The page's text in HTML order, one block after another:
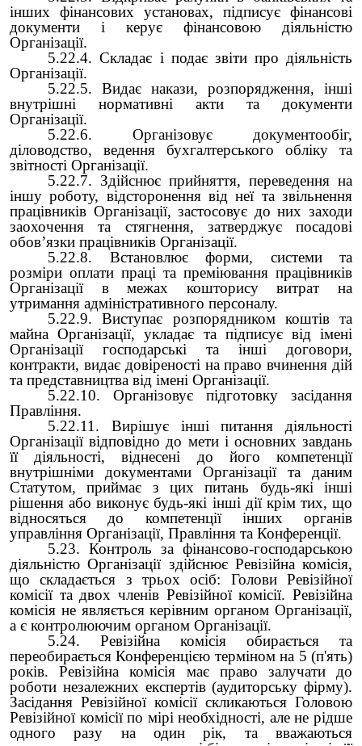
інших фінансових установах, підписує фінансові
документи і керує фінансовою діяльністю
Організації.
5.22.4. Складає і подає звіти про діяльність
Організації.
5.22.5. Видає накази, розпорядження, інші
внутрішні нормативні акти та документи
Організації.
5.22.6. Організовує документообіг,
діловодство, ведення бухгалтерського обліку та
звітності Організації.
5.22.7. Здійснює прийняття, переведення на
іншу роботу, відсторонення від неї та звільнення
працівників Організації, застосовує до них заходи
заохочення та стягнення, затверджує посадові
обов’язки працівників Організації.
5.22.8. Встановлює форми, системи та
розміри оплати праці та преміювання працівників
Організації в межах кошторису витрат на
утримання адміністративного персоналу.
5.22.9. Виступає розпорядником коштів та
майна Організації, укладає та підписує від імені
Організації господарські та інші договори,
контракти, видає довіреності на право вчинення дій
та представництва від імені Організації.
5.22.10. Організовує підготовку засідання
Правління.
5.22.11. Вирішує інші питання діяльності
Організації відповідно до мети і основних завдань
її діяльності, віднесені до його компетенції
внутрішніми документами Організації та даним
Статутом, приймає з цих питань будь-які інші
рішення або виконує будь-які інші дії крім тих, що
відносяться до компетенції інших органів
управління Організації, Правління та Конференції.
5.23. Контроль за фінансово-господарською
діяльністю Організації здійснює Ревізійна комісія,
що складається з трьох осіб: Голови Ревізійної
комісії та двох членів Ревізійної комісії. Ревізійна
комісія не являється керівним органом Організації,
а є контролюючим органом Організації.
5.24. Ревізійна комісія обирається та
переобирається Конференцією терміном на 5 (п'ять)
років. Ревізійна комісія має право залучати до
роботи незалежних експертів (аудиторську фірму).
Засідання Ревізійної комісії скликаються Головою
Ревізійної комісії по мірі необхідності, але не рідше
одного разу на один рік, та вважаються